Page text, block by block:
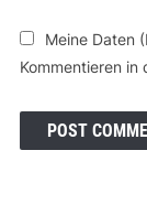
Meine Daten
Kommentieren in